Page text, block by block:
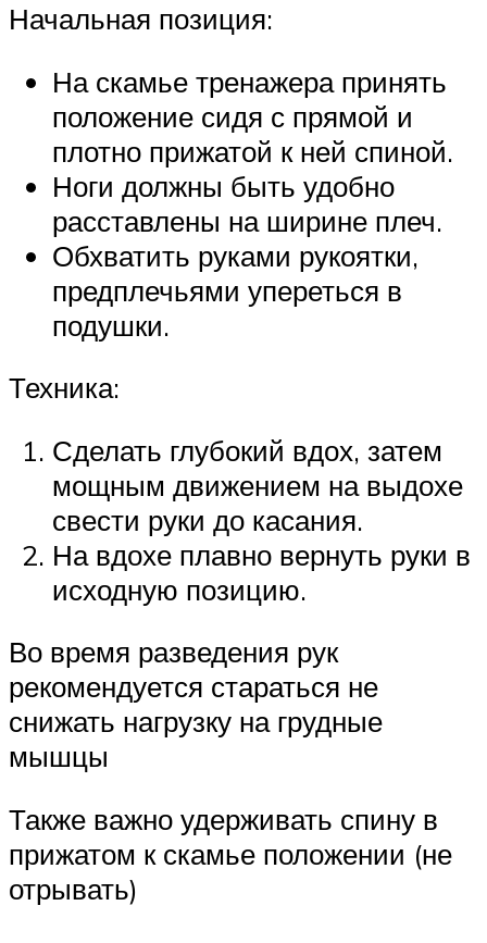
Начальная позиция:
На скамье тренажера принять
положение сидя с прямой и
плотно прижатой к ней спиной.
Ноги должны быть удобно
расставлены на ширине плеч.
Обхватить руками рукоятки,
предплечьями упереться в
подушки.
Техника:
Сделать глубокий вдох, затем
мощным движением на выдохе
свести руки до касания.
На вдохе плавно вернуть руки в
исходную позицию.
Во время разведения рук
рекомендуется стараться не
снижать нагрузку на грудные
мышцы
Также важно удерживать спину в
прижатом к скамье положении (не
отрывать)